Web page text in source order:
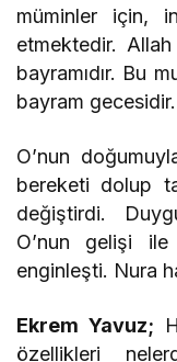
müminler için,
etmektedir.
bayramıdır. Bu
bayram gecesidir.
O’nun
bereketi dolup
değiştirdi.
O’nun gelişi
enginleşti. Nura
Ekrem Yavuz;
özellikleri